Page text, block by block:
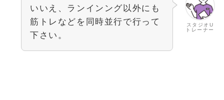
スタジオU
トレーナー
いいえ、ランインング以外にも
筋トレなどを同時並行で行って
下さい。